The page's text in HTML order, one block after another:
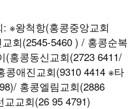
※왕척항(홍콩중앙교회
회(2545-5460 ) / 홍콩순복
(홍콩동신교회(2723 6411/
콩애진교회(9310 4414 ※타
홍콩엘림교회(2886
교회(26 95 4791)